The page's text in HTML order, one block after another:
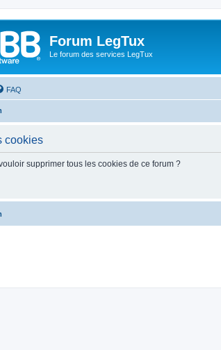
Forum LegTux
Le forum des services LegTux
FAQ
cookies
supprimer tous les cookies de ce forum ?